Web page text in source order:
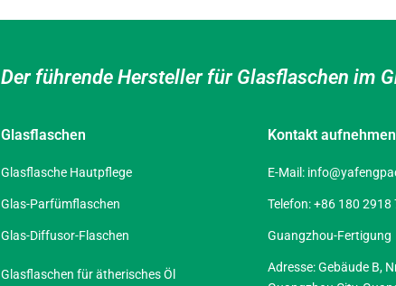
Der führende Hersteller für Glasflaschen im
Glasflaschen
Glasflasche Hautpflege
Glas-Parfümflaschen
Glas-Diffusor-Flaschen
Glasflaschen für ätherisches Öl
Kontakt aufnehmen
E-Mail:
Telefon: +86 180 2918
Guangzhou-Fertigung
Adresse: Gebäude B,